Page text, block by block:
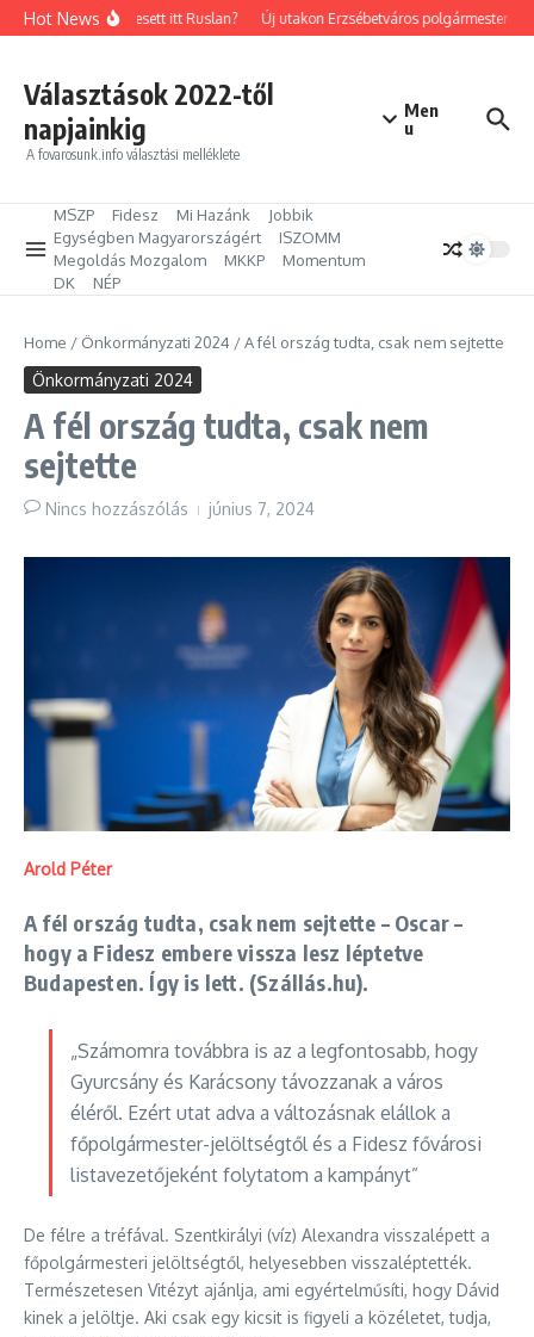
Ugrás a tartalomhoz
Hot NewsMit keresett itt Ruslan? Új utakon Erzsébetváros polgármestere:
Választások 2022-től
napjainkig
A fovarosunk.info választási melléklete
Men
u
MSZP Fidesz Mi Hazánk
Jobbik
Egységben Magyarországért
ISZOMM
Megoldás Mozgalom
MKKP
Momentum
DK
NÉP
Home / Önkormányzati 2024 /A fél ország tudta, csak nem sejtette
Önkormányzati 2024
A fél ország tudta, csak nem
sejtette
Nincs hozzászólás június 7, 2024
Arold Péter
A fél ország tudta, csak nem sejtette – Oscar –
hogy a Fidesz embere vissza lesz léptetve
Budapesten. Így is lett. (Szállás.hu).
„Számomra továbbra is az a legfontosabb, hogy
Gyurcsány és Karácsony távozzanak a város
éléről. Ezért utat adva a változásnak elállok a
főpolgármester-jelöltségtől és a Fidesz fővárosi
listavezetőjeként folytatom a kampányt”
De félre a tréfával. Szentkirályi (víz) Alexandra visszalépett a
főpolgármesteri jelöltségtől, helyesebben visszaléptették.
Természetesen Vitézyt ajánlja, ami egyértelműsíti, hogy Dávid
kinek a jelöltje. Aki csak egy kicsit is figyeli a közéletet, tudja,